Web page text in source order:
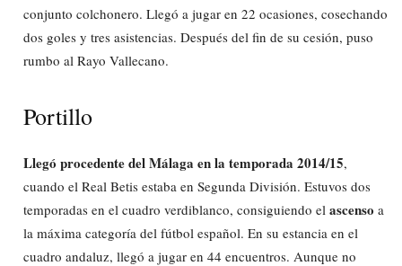
conjunto colchonero. Llegó a jugar en 22 ocasiones, cosechando
dos goles y tres asistencias. Después del fin de su cesión, puso
rumbo al Rayo Vallecano.
Portillo
Llegó procedente del Málaga en la temporada 2014/15,
cuando el Real Betis estaba en Segunda División. Estuvos dos
temporadas en el cuadro verdiblanco, consiguiendo el ascenso a
la máxima categoría del fútbol español. En su estancia en el
cuadro andaluz, llegó a jugar en 44 encuentros. Aunque no